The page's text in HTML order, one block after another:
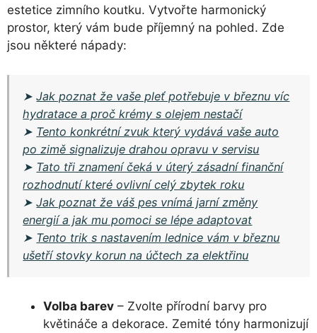
estetice zimního koutku. Vytvořte harmonický
prostor, který vám bude příjemný na pohled. Zde
jsou některé nápady:
➤Jak poznat že vaše pleť potřebuje v březnu víc
hydratace a proč krémy s olejem nestačí
➤ Tento konkrétní zvuk který vydává vaše auto
po zimě signalizuje drahou opravu v servisu
➤ Tato tři znamení čeká v úterý zásadní finanční
rozhodnutí které ovlivní celý zbytek roku
➤Jak poznat že váš pes vnímá jarní změny
energií a jak mu pomoci se lépe adaptovat
➤ Tento trik s nastavením lednice vám v březnu
ušetří stovky korun na účtech za elektřinu
Volba barev – Zvolte přírodní barvy pro
květináče a dekorace. Zemité tóny harmonizují